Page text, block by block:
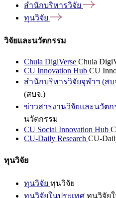
สำนักบริหารวิจัย
ทุนวิจัย
วิจัยและนวัตกรรม
Chula DigiVerse Chula
CU Innovation Hub CU
สำนักบริหารวิจัยจุฬาฯ (สบ
(สบจ.)
ข่าวสารงานวิจัยและนวัตก
นวัตกรรม
CU Social Innovation Hub
CU-Daily Research CU-
ทุนวิจัย
ทุนวิจัย ทุนวิจัย
ทุนวิจัยในประเทศ ทุนวิจัย